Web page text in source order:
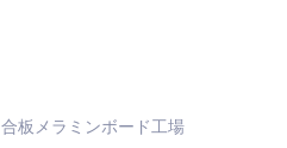
合板メラミンボード工場